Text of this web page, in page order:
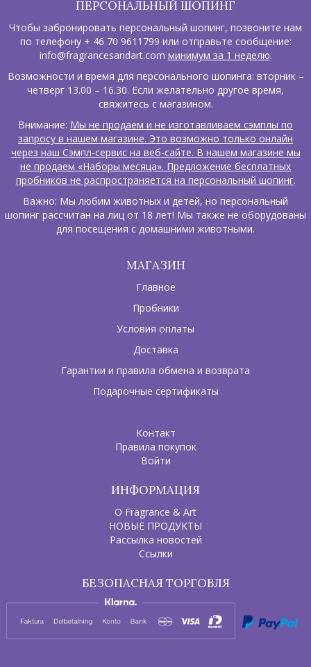
ПЕРСОНАЛЬНЫЙ ШОПИНГ
Чтобы забронировать персональный шопинг, позвоните нам
по телефону + 46 70 9611799 или отправьте сообщение:
info@fragrancesandart.com минимум за 1 неделю.
Возможности и время для персонального шопинга: вторник –
четверг 13.00 – 16.30. Если желательно другое время,
свяжитесь с магазином.
Внимание: Мы не продаем и не изготавливаем сэмплы по
запросу в нашем магазине. Это возможно только онлайн
через наш Сэмпл-сервис на веб-сайте. В нашем магазине мы
не продаем «Наборы месяца». Предложение бесплатных
пробников не распространяется на персональный шопинг.
Важно: Мы любим животных и детей, но персональный
шопинг рассчитан на лиц от 18 лет! Мы также не оборудованы
для посещения с домашними животными.
МАГАЗИН
Главное
Пробники
Условия оплаты
Доставка
Гарантии и правила обмена и возврата
Подарочные сертификаты
Контакт
Правила покупок
Войти
ИНФОРМАЦИЯ
О Fragrance & Art
НОВЫЕ ПРОДУКТЫ
Рассылка новостей
Ссылки
БЕЗОПАСНАЯ ТОРГОВЛЯ